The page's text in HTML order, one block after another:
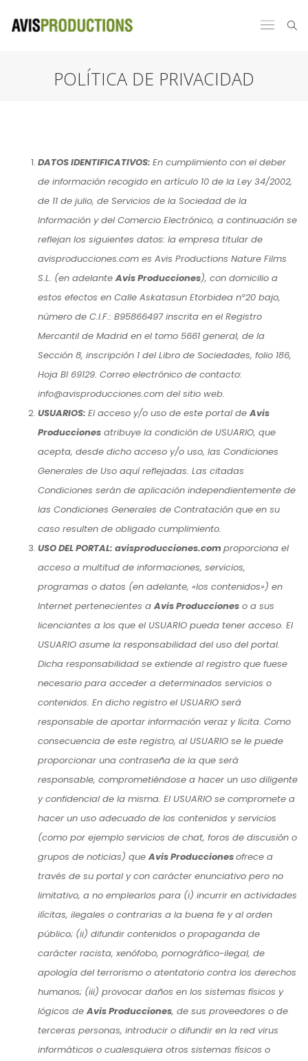
POLÍTICA DE PRIVACIDAD
DATOS IDENTIFICATIVOS: En cumplimiento con el deber
de información recogido en artículo 10 de la Ley 34/2002,
de 11 de julio, de Servicios de la Sociedad de la
Información y del Comercio Electrónico, a continuación se
reflejan los siguientes datos: la empresa titular de
avisproducciones.com es Avis Productions Nature Films
S.L. (en adelanteAvis Producciones), con domicilio a
estos efectos en Calle Askatasun Etorbidea nº20 bajo,
número de C.I.F.: B95866497 inscrita en el Registro
Mercantil de Madrid en el tomo 5661 general, de la
Sección 8, inscripción 1 del Libro de Sociedades, folio 186,
Hoja BI 69129. Correo electrónico de contacto:
info@avisproducciones.com del sitio web.
USUARIOS: El acceso y/o uso de este portal deAvis
Producciones atribuye la condición de USUARIO, que
acepta, desde dicho acceso y/o uso, las Condiciones
Generales de Uso aquí reflejadas. Las citadas
Condiciones serán de aplicación independientemente de
las Condiciones Generales de Contratación que en su
caso resulten de obligado cumplimiento.
USO DEL PORTAL: avisproducciones.com proporciona el
acceso a multitud de informaciones, servicios,
programas o datos (en adelante, «los contenidos») en
Internet pertenecientes aAvis Producciones o a sus
licenciantes a los que el USUARIO pueda tener acceso. El
USUARIO asume la responsabilidad del uso del portal.
Dicha responsabilidad se extiende al registro que fuese
necesario para acceder a determinados servicios o
contenidos. En dicho registro el USUARIO será
responsable de aportar información veraz y lícita. Como
consecuencia de este registro, al USUARIO se le puede
proporcionar una contraseña de la que será
responsable, comprometiéndose a hacer un uso diligente
y confidencial de la misma. El USUARIO se compromete a
hacer un uso adecuado de los contenidos y servicios
(como por ejemplo servicios de chat, foros de discusión o
grupos de noticias) queAvis Produccionesofrece a
través de su portal y con carácter enunciativo pero no
limitativo, a no emplearlos para (i) incurrir en actividades
ilícitas, ilegales o contrarias a la buena fe y al orden
público; (ii) difundir contenidos o propaganda de
carácter racista, xenófobo, pornográfico-ilegal, de
apología del terrorismo o atentatorio contra los derechos
humanos; (iii) provocar daños en los sistemas físicos y
lógicos deAvis Producciones, de sus proveedores o de
terceras personas, introducir o difundir en la red virus
informáticos o cualesquiera otros sistemas físicos o